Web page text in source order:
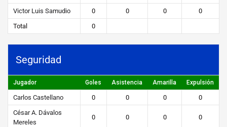
Victor Luis Samudio 0 0 0
0
Total
0
Seguridad
Jugador Goles Asistencia Amarilla Expulsión
Carlos Castellano 0 0 0
0
César A. Dávalos
Mereles
0 0 0 0